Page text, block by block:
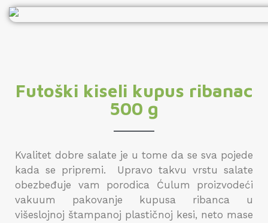
Futoški kiseli kupus ribanac
500 g
Kvalitet dobre salate je u tome da se sva pojede
kada se pripremi. Upravo takvu vrstu salate
obezbeđuje vam porodica Ćulum proizvodeći
vakuum pakovanje kupusa ribanca u
višeslojnoj štampanoj plastičnoj kesi, neto mase